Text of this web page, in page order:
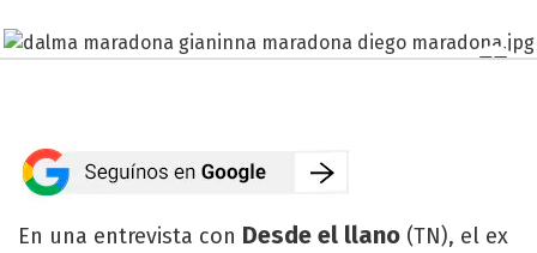
En una entrevista con Desde el llano (TN), el ex